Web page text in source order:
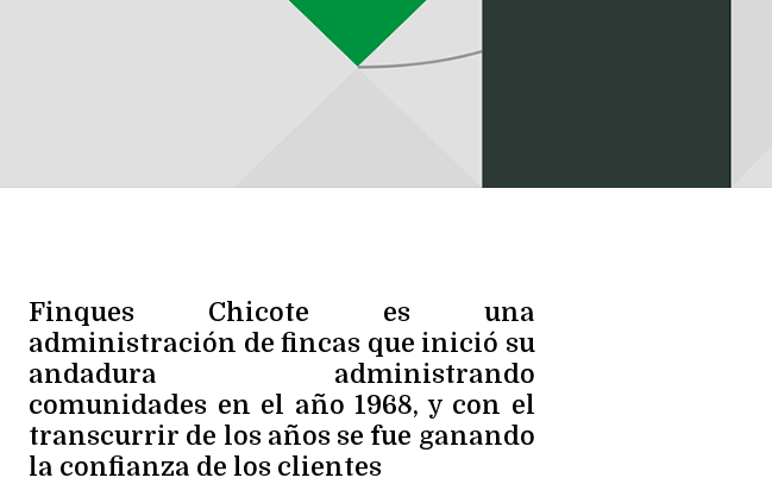
Finques Chicote es una
administración de fincas que inició su
andadura administrando
comunidades en el año 1968, y con el
transcurrir de los años se fue ganando
la confianza de los clientes